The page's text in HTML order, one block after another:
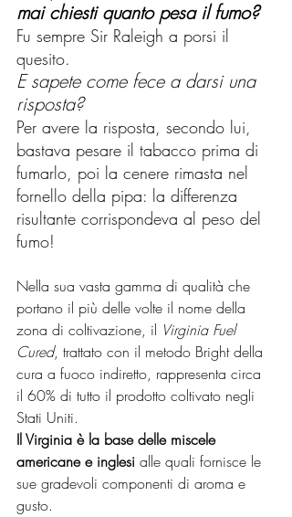
mai chiesti quanto pesa il fumo?
Fu sempre Sir Raleigh a porsi il
quesito.
E sapete come fece a darsi una
risposta?
Per avere la risposta, secondo lui,
bastava pesare il tabacco prima di
fumarlo, poi la cenere rimasta nel
fornello della pipa: la differenza
risultante corrispondeva al peso del
fumo!
Nella sua vasta gamma di qualità che
portano il più delle volte il nome della
zona di coltivazione, il Virginia Fuel
Cured, trattato con il metodo Bright della
cura a fuoco indiretto, rappresenta circa
il 60% di tutto il prodotto coltivato negli
Stati Uniti.
Il Virginia è la base delle miscele
americane e inglesi alle quali fornisce le
sue gradevoli componenti di aroma e
gusto.